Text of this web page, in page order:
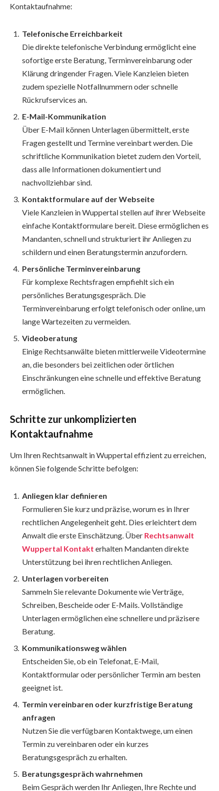
Kontaktaufnahme:
Telefonische Erreichbarkeit
Die direkte telefonische Verbindung ermöglicht eine
sofortige erste Beratung, Terminvereinbarung oder
Klärung dringender Fragen. Viele Kanzleien bieten
zudem spezielle Notfallnummern oder schnelle
Rückrufservices an.
E-Mail-Kommunikation
Über E-Mail können Unterlagen übermittelt, erste
Fragen gestellt und Termine vereinbart werden. Die
schriftliche Kommunikation bietet zudem den Vorteil,
dass alle Informationen dokumentiert und
nachvollziehbar sind.
Kontaktformulare auf der Webseite
Viele Kanzleien in Wuppertal stellen auf ihrer Webseite
einfache Kontaktformulare bereit. Diese ermöglichen es
Mandanten, schnell und strukturiert ihr Anliegen zu
schildern und einen Beratungstermin anzufordern.
Persönliche Terminvereinbarung
Für komplexe Rechtsfragen empfiehlt sich ein
persönliches Beratungsgespräch. Die
Terminvereinbarung erfolgt telefonisch oder online, um
lange Wartezeiten zu vermeiden.
Videoberatung
Einige Rechtsanwälte bieten mittlerweile Videotermine
an, die besonders bei zeitlichen oder örtlichen
Einschränkungen eine schnelle und effektive Beratung
ermöglichen.
Schritte zur unkomplizierten
Kontaktaufnahme
Um Ihren Rechtsanwalt in Wuppertal effizient zu erreichen,
können Sie folgende Schritte befolgen:
Anliegen klar definieren
Formulieren Sie kurz und präzise, worum es in Ihrer
rechtlichen Angelegenheit geht. Dies erleichtert dem
Anwalt die erste Einschätzung. Über Rechtsanwalt
Wuppertal Kontakt erhalten Mandanten direkte
Unterstützung bei ihren rechtlichen Anliegen.
Unterlagen vorbereiten
Sammeln Sie relevante Dokumente wie Verträge,
Schreiben, Bescheide oder E-Mails. Vollständige
Unterlagen ermöglichen eine schnellere und präzisere
Beratung.
Kommunikationsweg wählen
Entscheiden Sie, ob ein Telefonat, E-Mail,
Kontaktformular oder persönlicher Termin am besten
geeignet ist.
Termin vereinbaren oder kurzfristige Beratung
anfragen
Nutzen Sie die verfügbaren Kontaktwege, um einen
Termin zu vereinbaren oder ein kurzes
Beratungsgespräch zu erhalten.
Beratungsgespräch wahrnehmen
Beim Gespräch werden Ihr Anliegen, Ihre Rechte und